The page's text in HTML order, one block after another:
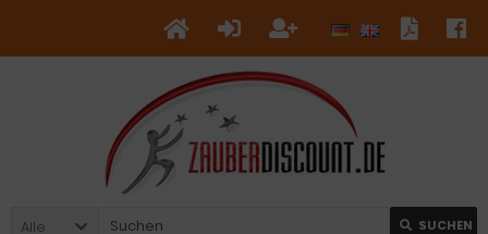
Alle SUCHEN